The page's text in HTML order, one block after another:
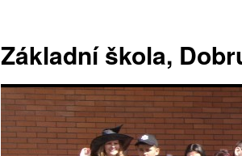
Základní škola,